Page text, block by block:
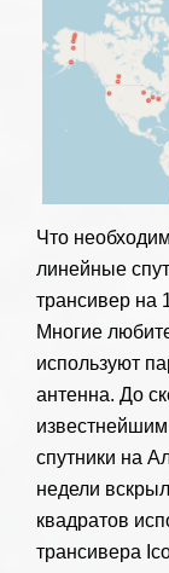
Что
линейные
трансивер на
Многие
используют
антенна. До
спутники на
недели
квадратов
трансивера